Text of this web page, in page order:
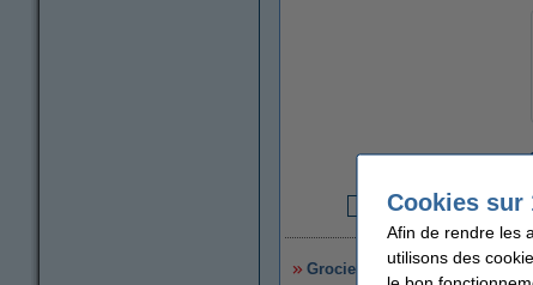
Grocier thermos en acier
Cookies sur
Afin de rendre les
utilisons des